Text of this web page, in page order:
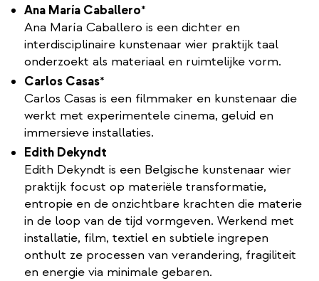
Ana María Caballero*
​Ana María Caballero is een dichter en
interdisciplinaire kunstenaar wier praktijk taal
onderzoekt als materiaal en ruimtelijke vorm.
Carlos Casas*
​Carlos Casas is een filmmaker en kunstenaar die
werkt met experimentele cinema, geluid en
immersieve installaties.
Edith Dekyndt
Edith Dekyndt is een Belgische kunstenaar wier
praktijk focust op materiële transformatie,
entropie en de onzichtbare krachten die materie
in de loop van de tijd vormgeven. Werkend met
installatie, film, textiel en subtiele ingrepen
onthult ze processen van verandering, fragiliteit
en energie via minimale gebaren.